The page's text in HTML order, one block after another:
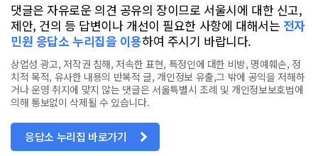
댓글은 자유로운 의견 공유의 장이므로 서울시에 대한 신고,
제안, 건의 등 답변이나 개선이 필요한 사항에 대해서는 전자
민원 응답소 누리집을 이용하여 주시기 바랍니다.
상업성 광고, 저작권 침해, 저속한 표현, 특정인에 대한 비방, 명예훼손, 정
치적 목적, 유사한 내용의 반복적 글, 개인정보 유출,그 밖에 공익을 저해하
거나 운영 취지에 맞지 않는 댓글은 서울특별시 조례 및 개인정보보호법에
의해 통보없이 삭제될 수 있습니다.
응답소 누리집 바로가기